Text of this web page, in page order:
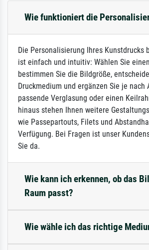
Wie funktioniert die
Die Personalisierung Ihres Kunstdrucks
ist einfach und intuitiv: Wählen Sie
bestimmen Sie die Bildgröße,
Druckmedium und ergänzen Sie je nach
passende Verglasung oder einen
hinaus stehen Ihnen weitere
wie Passepartouts, Filets und
Verfügung. Bei Fragen ist unser
Sie da.
Wie kann ich erkennen, ob das
Raum passt?
Wie wähle ich das richtige